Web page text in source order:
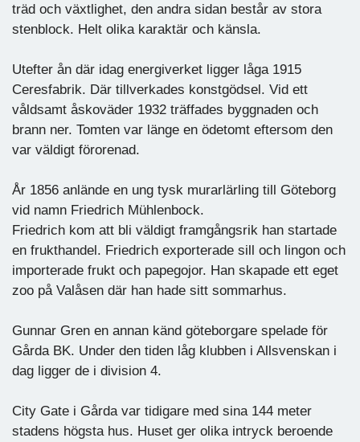
träd och växtlighet, den andra sidan består av stora
stenblock. Helt olika karaktär och känsla.
Utefter ån där idag energiverket ligger låga 1915
Ceresfabrik. Där tillverkades konstgödsel. Vid ett
våldsamt åskoväder 1932 träffades byggnaden och
brann ner. Tomten var länge en ödetomt eftersom den
var väldigt förorenad.
År 1856 anlände en ung tysk murarlärling till Göteborg
vid namn Friedrich Mühlenbock.
Friedrich kom att bli väldigt framgångsrik han startade
en frukthandel. Friedrich exporterade sill och lingon och
importerade frukt och papegojor. Han skapade ett eget
zoo på Valåsen där han hade sitt sommarhus.
Gunnar Gren en annan känd göteborgare spelade för
Gårda BK. Under den tiden låg klubben i Allsvenskan i
dag ligger de i division 4.
City Gate i Gårda var tidigare med sina 144 meter
stadens högsta hus. Huset ger olika intryck beroende